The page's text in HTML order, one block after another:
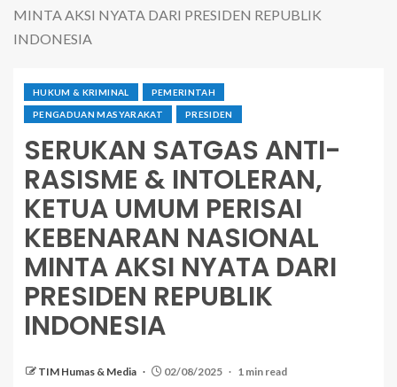
MINTA AKSI NYATA DARI PRESIDEN REPUBLIK
INDONESIA
HUKUM & KRIMINAL PEMERINTAH
PENGADUAN MASYARAKAT PRESIDEN
SERUKAN SATGAS ANTI-
RASISME & INTOLERAN,
KETUA UMUM PERISAI
KEBENARAN NASIONAL
MINTA AKSI NYATA DARI
PRESIDEN REPUBLIK
INDONESIA
TIM Humas & Media 02/08/2025 1 min read